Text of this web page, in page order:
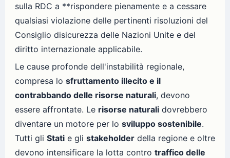
sulla RDC a **rispondere pienamente e a cessare
qualsiasi violazione delle pertinenti risoluzioni del
Consiglio disicurezza delle Nazioni Unite e del
diritto internazionale applicabile.
Le cause profonde dell'instabilità regionale,
compresa lo sfruttamento illecito e il
contrabbando delle risorse naturali, devono
essere affrontate. Le risorse naturali dovrebbero
diventare un motore per lo sviluppo sostenibile.
Tutti gli Stati e gli stakeholder della regione e oltre
devono intensificare la lotta contro traffico delle